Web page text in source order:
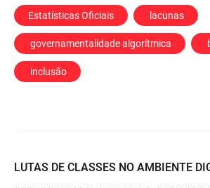
Estatísticas Oficiais lacunas
governamentalidade algorítmica
inclusão
LUTAS DE CLASSES NO AMBIENTE